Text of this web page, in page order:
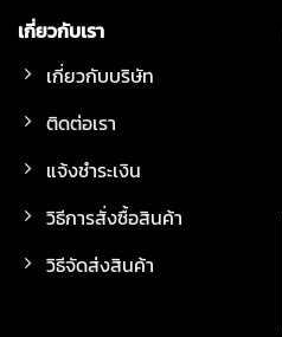
เกี่ยวกับเรา
เกี่ยวกับบริษัท
ติดต่อเรา
แจ้งชำระเงิน
วิธีการสั่งซื้อสินค้า
วิธีจัดส่งสินค้า